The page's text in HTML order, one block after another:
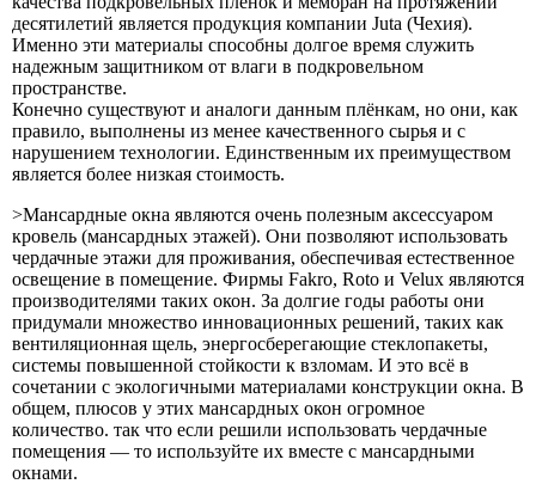
десятилетий является продукция компании Juta (Чехия).
Именно эти материалы способны долгое время служить
надежным защитником от влаги в подкровельном
пространстве.
Конечно существуют и аналоги данным плёнкам, но они, как
правило, выполнены из менее качественного сырья и с
нарушением технологии. Единственным их преимуществом
является более низкая стоимость.
>Мансардные окна являются очень полезным аксессуаром
кровель (мансардных этажей). Они позволяют использовать
чердачные этажи для проживания, обеспечивая естественное
освещение в помещение. Фирмы Fakro, Roto и Velux являются
производителями таких окон. За долгие годы работы они
придумали множество инновационных решений, таких как
вентиляционная щель, энергосберегающие стеклопакеты,
системы повышенной стойкости к взломам. И это всё в
сочетании с экологичными материалами конструкции окна. В
общем, плюсов у этих мансардных окон огромное
количество. так что если решили использовать чердачные
помещения — то используйте их вместе с мансардными
окнами.